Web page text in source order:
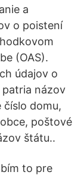
a
o poistení
(OAS).
údajov o
názov
číslo domu,
poštové
štátu..
to pre